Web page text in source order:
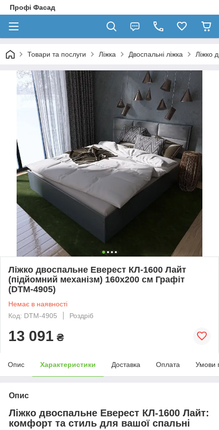
Профі Фасад
Товари та послуги Ліжка Двоспальні ліжка Ліжко
Ліжко двоспальне Еверест КЛ-1600 Лайт
(підйомний механізм) 160х200 см Графіт
(DTM-4905)
Немає в наявності
Код: DTM-4905
Роздріб
13 091 ₴
Опис Характеристики Доставка Оплата Умови
Опис
Ліжко двоспальне Еверест КЛ-1600 Лайт:
комфорт та стиль для вашої спальні